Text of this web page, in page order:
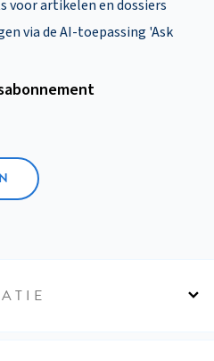
voor artikelen en dossiers
via de AI-toepassing 'Ask